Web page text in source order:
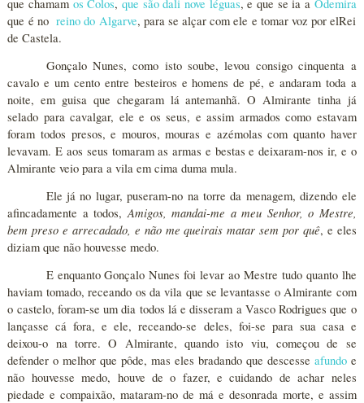
que chamam os Colos,que são dali nove léguas, e que se ia a Odemira
que é noreino do Algarve, para se alçar com ele e tomar voz por elRei
de Castela.
Gonçalo Nunes, como isto soube, levou consigo cinquenta a
cavalo e um cento entre besteiros e homens de pé, e andaram toda a
noite, em guisa que chegaram lá antemanhã. O Almirante tinha já
selado para cavalgar, ele e os seus, e assim armados como estavam
foram todos presos, e mouros, mouras e azémolas com quanto haver
levavam. E aos seus tomaram as armas e bestas e deixaram-nos ir, e o
Almirante veio para a vila em cima duma mula.
Ele já no lugar, puseram-no na torre da menagem, dizendo ele
afincadamente a todos,Amigos, mandai-me a meu Senhor, o Mestre,
bem preso e arrecadado, e não me queirais matar sem por quê, e eles
diziam que não houvesse medo.
E enquanto Gonçalo Nunes foi levar ao Mestre tudo quanto lhe
haviam tomado, receando os da vila que se levantasse o Almirante com
o castelo, foram-se um dia todos lá e disseram a Vasco Rodrigues que o
lançasse cá fora, e ele, receando-se deles, foi-se para sua casa e
deixou-o na torre. O Almirante, quando isto viu, começou de se
defender o melhor que pôde, mas eles bradando que descesse afundoe
não houvesse medo, houve de o fazer, e cuidando de achar neles
piedade e compaixão, mataram-no de má e desonrada morte, e assim